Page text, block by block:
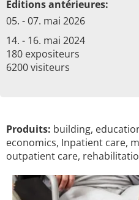
Éditions antérieures:
05. - 07. mai 2026
14. - 16. mai 2024
180 expositeurs
6200 visiteurs
Produits: building,
economics, Inpatient care,
outpatient care,